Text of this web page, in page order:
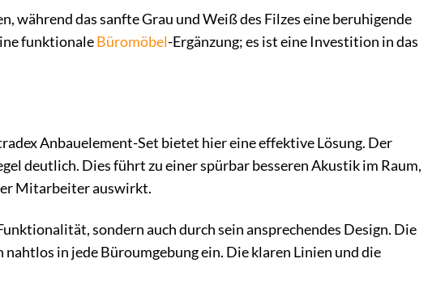
während das sanfte Grau und Weiß des Filzes eine beruhigende
funktionaleBüromöbel-Ergänzung; es ist eine Investition in das
Anbauelement-Set bietet hier eine effektive Lösung. Der
deutlich. Dies führt zu einer spürbar besseren Akustik im Raum,
Mitarbeiter auswirkt.
sondern auch durch sein ansprechendes Design. Die
in jede Büroumgebung ein. Die klaren Linien und die